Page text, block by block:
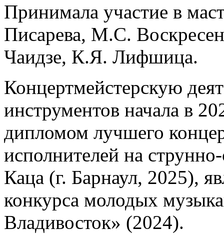
Принимала участие в
Писарева, М.С.
Чаидзе, К.Я. Лифшица.
Концертмейстерскую
инструментов начала в
дипломом лучшего
исполнителей на
Каца (г. Барнаул, 2025),
конкурса молодых
Владивосток» (2024).